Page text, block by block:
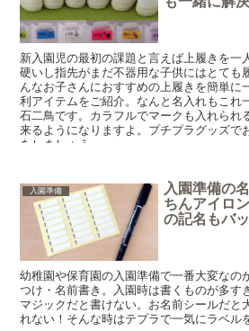
新入園児の最初の課題と言えば上履きを一
硬いし指先がまだ不器用な子供にはとても
んなお子さんにおすすめの上履きを簡単に
利アイテムをご紹介。なんと名入れもこれ
石二鳥です。カラフルでマークも入れられ
来るようになりますよ。プチプラグッズで
をしましょう。
入園準備
入園準備の
ちんアイロ
の記名もバ
幼稚園や保育園の入園準備で一番大変なの
つけ・名前書き。入園時は書くものが多す
マジックだと書けない。お名前シールだと
れない！そんな時はテプラで一気にラベル